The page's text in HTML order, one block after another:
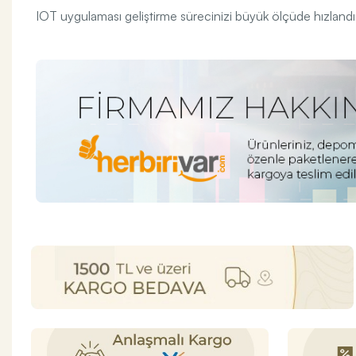
IOT uygulaması geliştirme sürecinizi büyük ölçüde